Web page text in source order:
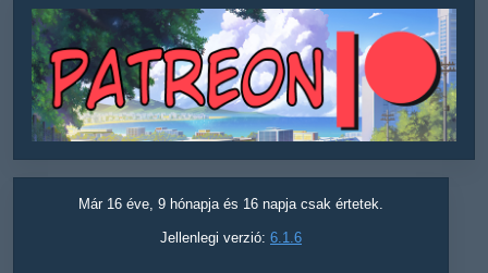
Már 16 éve, 9 hónapja és 16 napja csak értetek.
Jellenlegi verzió: 6.1.6